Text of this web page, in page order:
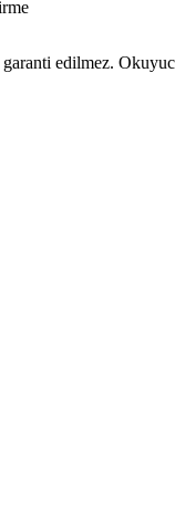
edilmez.